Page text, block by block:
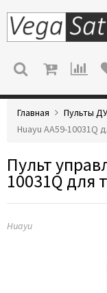
МЕНЮ
Главная Пульты ДУ
Huayu AA59-10031Q
Пульт
10031Q для
Huayu